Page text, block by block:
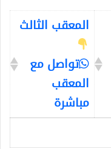
المعقب الثالث
تواصل مع
المعقب
مباشرة